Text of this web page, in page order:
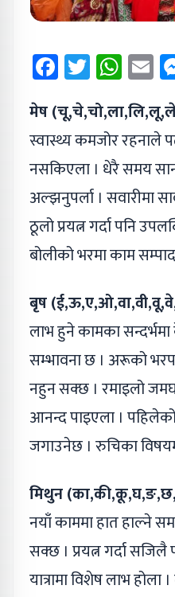
Facebook
Twitter
मेष
स्वास्थ्य कमजोर रहनाले
नसकिएला । धेरै समय
अल्झनुपर्ला । सवारीमा
ठूलो प्रयत्न गर्दा पनि
बोलीको भरमा काम
बृष
लाभ हुने कामका सन्दर्भमा
सम्भावना छ । अरूको
नहुन सक्छ । रमाइलो
आनन्द पाइएला ।
जगाउनेछ । रुचिका
मिथुन
नयाँ काममा हात हाल्ने
सक्छ । प्रयत्न गर्दा
यात्रामा विशेष लाभ होला